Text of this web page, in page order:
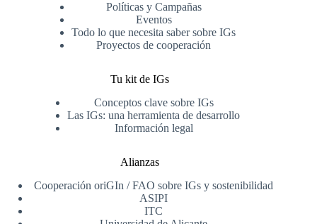
Políticas y Campañas
Eventos
Todo lo que necesita saber sobre IGs
Proyectos de cooperación
Tu kit de IGs
Conceptos clave sobre IGs
Las IGs: una herramienta de desarrollo
Información legal
Alianzas
Cooperación oriGIn / FAO sobre IGs y sostenibilidad
ASIPI
ITC